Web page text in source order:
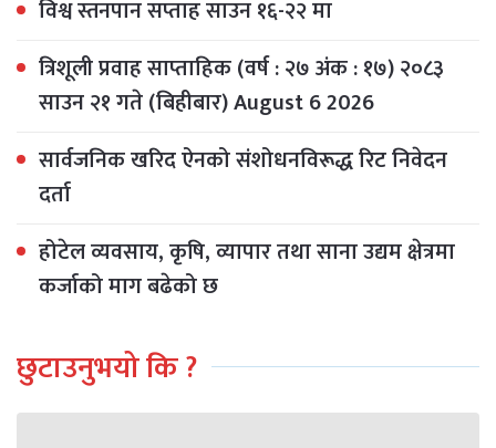
विश्व स्तनपान सप्ताह साउन १६-२२ मा
त्रिशूली प्रवाह साप्ताहिक (वर्ष : २७ अंक : १७) २०८३
साउन २१ गते (बिहीबार) August 6 2026
सार्वजनिक खरिद ऐनको संशोधनविरूद्ध रिट निवेदन
दर्ता
होटेल व्यवसाय, कृषि, व्यापार तथा साना उद्यम क्षेत्रमा
कर्जाको माग बढेको छ
छुटाउनुभयो कि ?